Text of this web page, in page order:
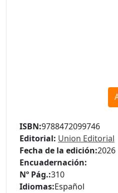
ISBN:9788472099746
Editorial: Union Editorial
Fecha de la edición:2026
Encuadernación:
Nº Pág.:310
Idiomas:Español